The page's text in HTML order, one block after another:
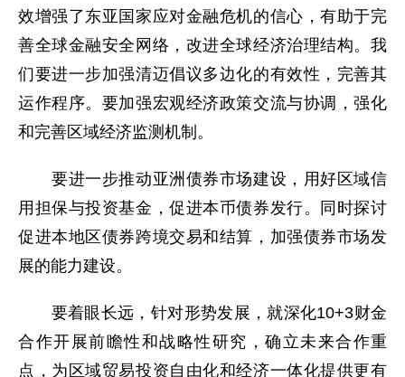
效增强了东亚国家应对金融危机的信心，有助于完
善全球金融安全网络，改进全球经济治理结构。我
们要进一步加强清迈倡议多边化的有效性，完善其
运作程序。要加强宏观经济政策交流与协调，强化
和完善区域经济监测机制。
要进一步推动亚洲债券市场建设，用好区域信
用担保与投资基金，促进本币债券发行。同时探讨
促进本地区债券跨境交易和结算，加强债券市场发
展的能力建设。
要着眼长远，针对形势发展，就深化10+3财金
合作开展前瞻性和战略性研究，确立未来合作重
点，为区域贸易投资自由化和经济一体化提供更有